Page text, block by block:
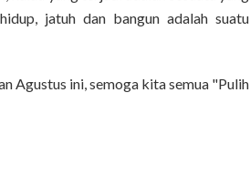
jatuh dan bangun adalah suatu
Agustus ini, semoga kita semua "Pulih